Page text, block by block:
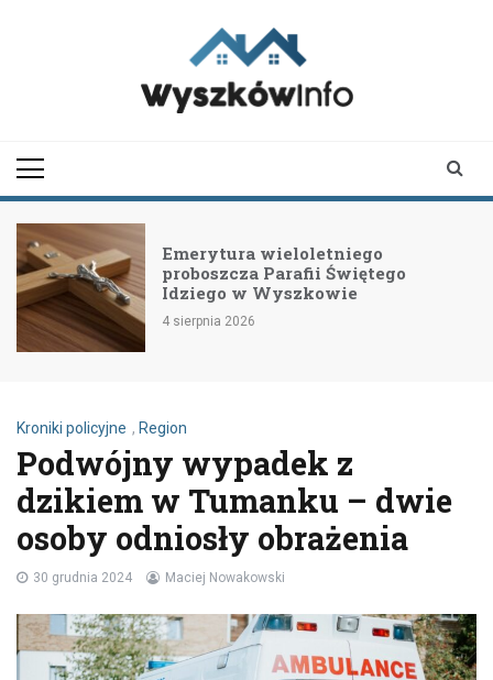
Emerytura wieloletniego
proboszcza Parafii Świętego
Idziego w Wyszkowie
4 sierpnia 2026
Kroniki policyjne , Region
Podwójny wypadek z
dzikiem w Tumanku – dwie
osoby odniosły obrażenia
30 grudnia 2024 Maciej Nowakowski